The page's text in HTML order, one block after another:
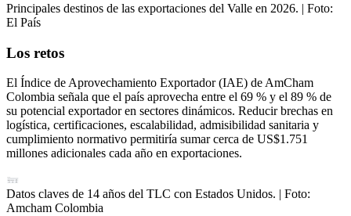
Principales destinos de las exportaciones del Valle en 2026. | Foto:
El País
Los retos
El Índice de Aprovechamiento Exportador (IAE) de AmCham
Colombia señala que el país aprovecha entre el 69 % y el 89 % de
su potencial exportador en sectores dinámicos. Reducir brechas en
logística, certificaciones, escalabilidad, admisibilidad sanitaria y
cumplimiento normativo permitiría sumar cerca de US$1.751
millones adicionales cada año en exportaciones.
Datos claves de 14 años del TLC con Estados Unidos. | Foto:
Amcham Colombia